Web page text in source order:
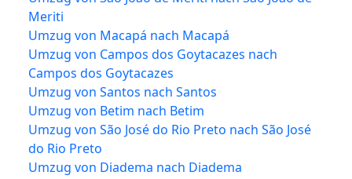
Meriti
Umzug von Macapá nach Macapá
Umzug von Campos dos Goytacazes nach
Campos dos Goytacazes
Umzug von Santos nach Santos
Umzug von Betim nach Betim
Umzug von São José do Rio Preto nach São José
do Rio Preto
Umzug von Diadema nach Diadema